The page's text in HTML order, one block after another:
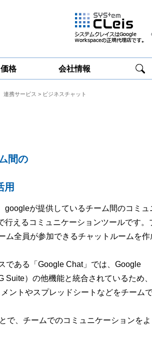
Google
価格 会社情報
連携サービス > ビジネスチャット
間の
用
googleが提供しているチーム間のコミュ
行えるコミュニケーションツールです。
ム全員が参加できるチャットルームを作
である「Google Chat」では、Google
Suite）の他機能と統合されているため
ントやスプレッドシートなどをチーム
で、チームでのコミュニケーションを